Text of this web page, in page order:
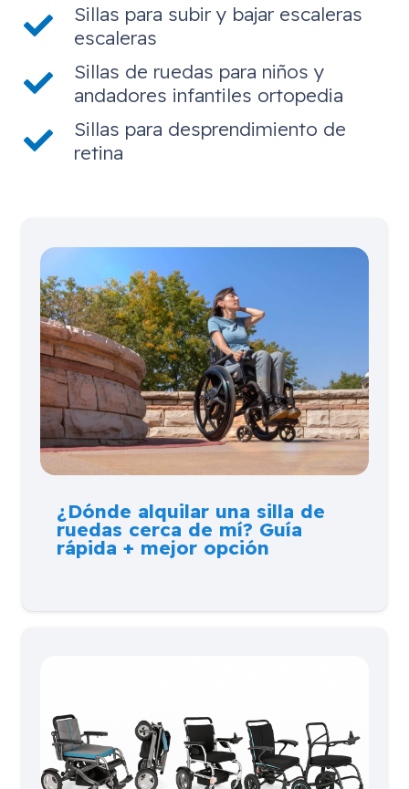
Sillas para subir y bajar escaleras
escaleras
Sillas de ruedas para niños y
andadores infantiles ortopedia
Sillas para desprendimiento de
retina
¿Dónde alquilar una silla de
ruedas cerca de mí? Guía
rápida + mejor opción